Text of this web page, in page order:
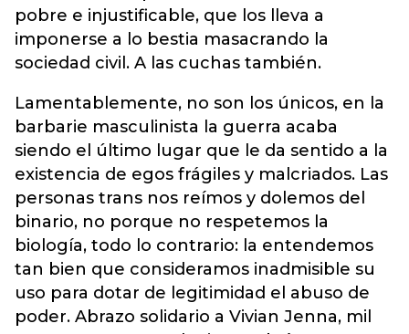
pobre e injustificable, que los lleva a
imponerse a lo bestia masacrando la
sociedad civil. A las cuchas también.
Lamentablemente, no son los únicos, en la
barbarie masculinista la guerra acaba
siendo el último lugar que le da sentido a la
existencia de egos frágiles y malcriados. Las
personas trans nos reímos y dolemos del
binario, no porque no respetemos la
biología, todo lo contrario: la entendemos
tan bien que consideramos inadmisible su
uso para dotar de legitimidad el abuso de
poder. Abrazo solidario a Vivian Jenna, mil